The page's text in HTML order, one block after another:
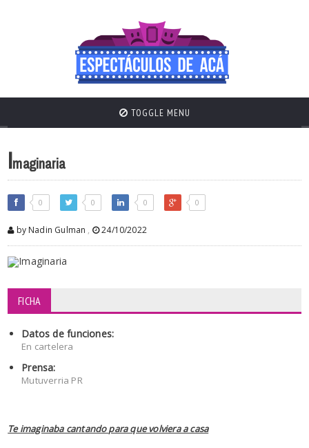
TOGGLE MENU
Imaginaria
0 0 0 0
by Nadin Gulman , 24/10/2022
FICHA
Datos de funciones:
En cartelera
Prensa:
Mutuverria PR
Te imaginaba cantando para que volviera a casa